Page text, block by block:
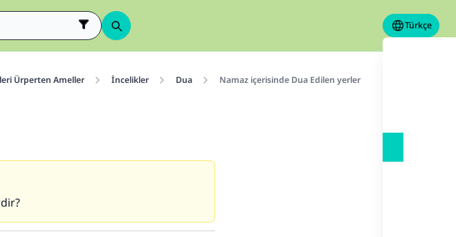
Türkçe
Ürperten Ameller İncelikler Dua Namaz içerisinde Dua Edilen yerler